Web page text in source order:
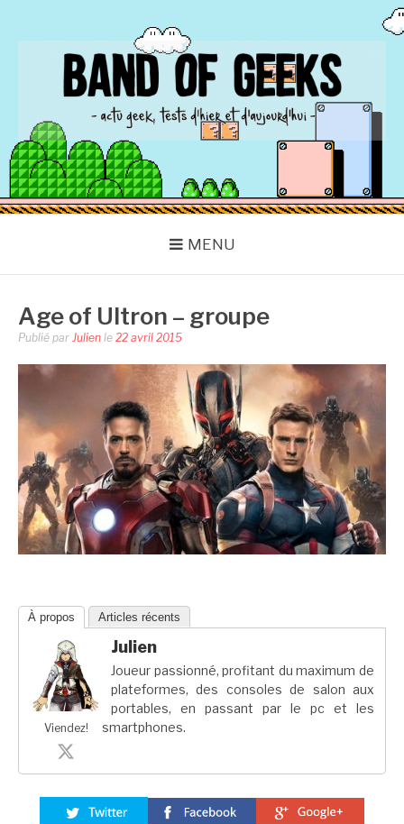
BAND OF GEEKS
Actu Geek d'hier et d'aujourd'hui
MENU
Age of Ultron – groupe
Publié par Julien le 22 avril 2015
À propos Articles récents
Viendez!
Julien
Joueur passionné, profitant du maximum de
plateformes, des consoles de salon aux
portables, en passant par le pc et les
smartphones.